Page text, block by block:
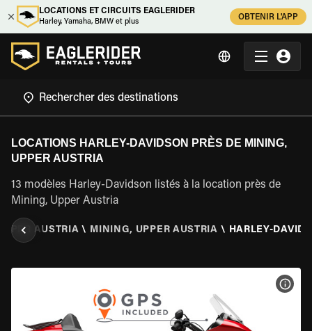
LOCATIONS ET CIRCUITS EAGLERIDER
Harley, Yamaha, BMW et plus
OBTENIR L'APP
LOCATIONS HARLEY-DAVIDSON PRÈS DE MINING,
UPPER AUSTRIA
13 modèles Harley-Davidson listés à la location près de
Mining, Upper Austria
AUSTRIA \ MINING, UPPER AUSTRIA \ HARLEY-